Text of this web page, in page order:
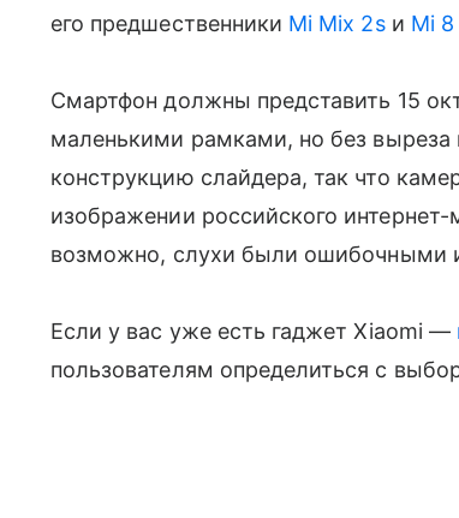
его предшественники Mi Mix 2sи Mi 8
Смартфон должны представить 15
маленькими рамками, но без
конструкцию слайдера, так что
изображении российского
возможно, слухи были ошибочными
Если у вас уже есть гаджет Xiaomi —
пользователям определиться с